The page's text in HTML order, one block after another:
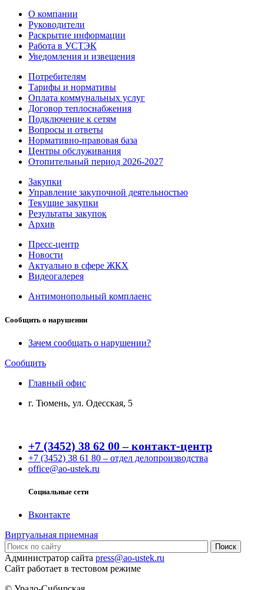
О компании
Руководители
Раскрытие информации
Работа в УСТЭК
Уведомления и извещения
Потребителям
Тарифы и нормативы
Оплата коммунальных услуг
Договор теплоснабжения
Подключение к сетям
Вопросы и ответы
Нормативно-правовая база
Центры обслуживания
Отопительный период 2026-2027
Закупки
Управление закупочной деятельностью
Текущие закупки
Результаты закупок
Архив
Пресс-центр
Новости
Актуально в сфере ЖКХ
Видеогалерея
Антимонопольный комплаенс
Сообщить о нарушении
Зачем сообщать о нарушении?
Сообщить
Главный офис
г. Тюмень, ул. Одесская, 5
+7 (3452) 38 62 00 – контакт-центр
+7 (3452) 38 61 80 – отдел делопроизводства
office@ao-ustek.ru
Социальные сети
Вконтакте
Виртуальная приемная
Администратор сайта press@ao-ustek.ru
Сайт работает в тестовом режиме